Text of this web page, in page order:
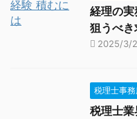
経理の
狙うべ
2025/3/
税理士事
税理士